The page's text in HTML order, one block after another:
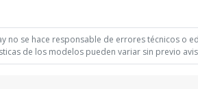
no se hace responsable de errores técnicos o
de los modelos pueden variar sin previo